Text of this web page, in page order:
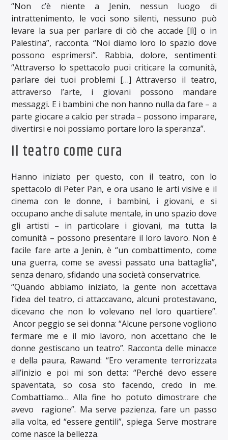
“Non c’è niente a Jenin, nessun luogo di
intrattenimento, le voci sono silenti, nessuno può
levare la sua per parlare di ciò che accade [lì] o in
Palestina”, racconta. “Noi diamo loro lo spazio dove
possono esprimersi”. Rabbia, dolore, sentimenti:
“Attraverso lo spettacolo puoi criticare la comunità,
parlare dei tuoi problemi […] Attraverso il teatro,
attraverso l’arte, i giovani possono mandare
messaggi. E i bambini che non hanno nulla da fare – a
parte giocare a calcio per strada – possono imparare,
divertirsi e noi possiamo portare loro la speranza”.
Il teatro come cura
Hanno iniziato per questo, con il teatro, con lo
spettacolo di Peter Pan, e ora usano le arti visive e il
cinema con le donne, i bambini, i giovani, e si
occupano anche di salute mentale, in uno spazio dove
gli artisti – in particolare i giovani, ma tutta la
comunità – possono presentare il loro lavoro. Non è
facile fare arte a Jenin, è “un combattimento, come
una guerra, come se avessi passato una battaglia”,
senza denaro, sfidando una società conservatrice.
“Quando abbiamo iniziato, la gente non accettava
l’idea del teatro, ci attaccavano, alcuni protestavano,
dicevano che non lo volevano nel loro quartiere”.
Ancor peggio se sei donna: “Alcune persone vogliono
fermare me e il mio lavoro, non accettano che le
donne gestiscano un teatro”. Racconta delle minacce
e della paura, Rawand: “Ero veramente terrorizzata
all’inizio e poi mi son detta: “Perché devo essere
spaventata, so cosa sto facendo, credo in me.
Combattiamo… Alla fine ho potuto dimostrare che
avevo ragione”. Ma serve pazienza, fare un passo
alla volta, ed “essere gentili”, spiega. Serve mostrare
come nasce la bellezza.